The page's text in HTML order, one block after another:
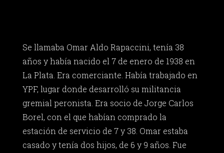
Se llamaba Omar Aldo Rapaccini, tenía 38
años y había nacido el 7 de enero de 1938 en
La Plata. Era comerciante. Había trabajado en
YPF, lugar donde desarrolló su militancia
gremial peronista. Era socio de Jorge Carlos
Borel, con el que habían comprado la
estación de servicio de 7 y 38. Omar estaba
casado y tenía dos hijos, de 6 y 9 años. Fue